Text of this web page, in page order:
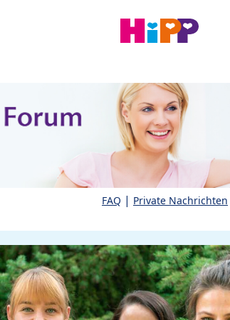
FAQ | Private Nachrichten